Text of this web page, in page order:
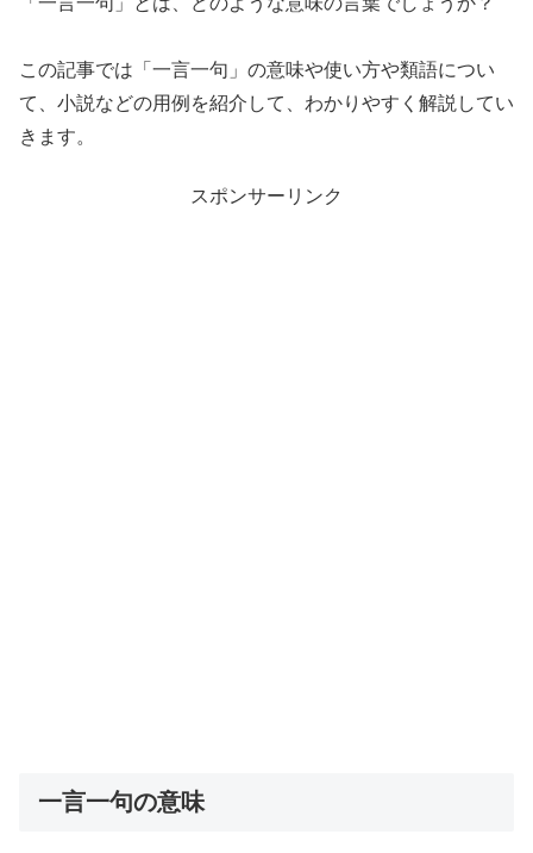
この記事では「一言一句」の意味や使い方や類語につい
て、小説などの用例を紹介して、わかりやすく解説してい
きます。
スポンサーリンク
一言一句の意味